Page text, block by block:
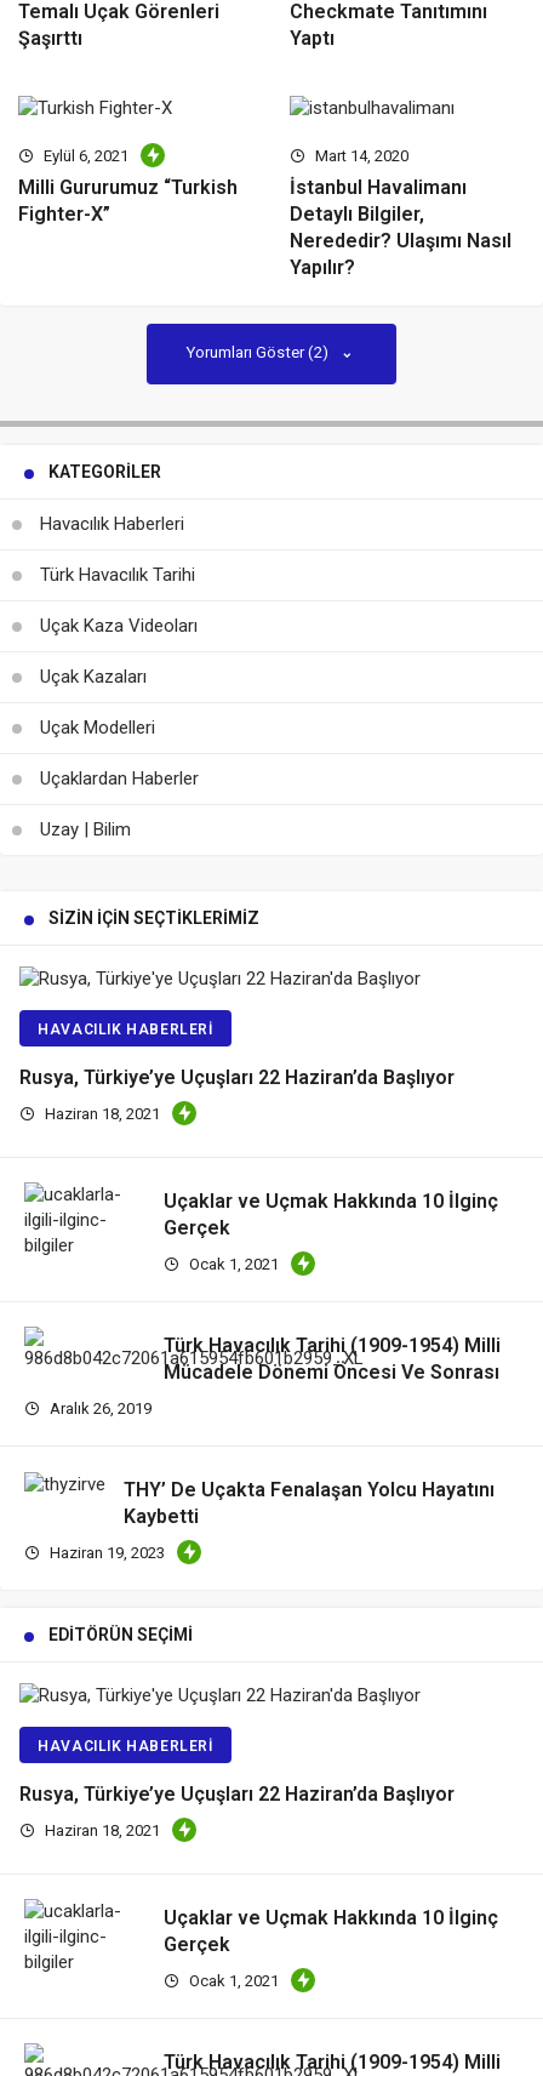
Temalı Uçak Görenleri
Şaşırttı
Checkmate Tanıtımını
Yaptı
Eylül 6, 2021
Milli Gururumuz “Turkish
Fighter-X”
Mart 14, 2020
İstanbul Havalimanı
Detaylı Bilgiler,
Nerededir? Ulaşımı Nasıl
Yapılır?
Yorumları Göster (2)
KATEGORILER
Havacılık Haberleri
Türk Havacılık Tarihi
Uçak Kaza Videoları
Uçak Kazaları
Uçak Modelleri
Uçaklardan Haberler
Uzay | Bilim
SIZIN İÇIN SEÇTIKLERIMIZ
HAVACILIK HABERLERI
Rusya, Türkiye’ye Uçuşları 22 Haziran’da Başlıyor
Haziran 18, 2021
Uçaklar ve Uçmak Hakkında 10 İlginç
Gerçek
Ocak 1, 2021
Türk Havacılık Tarihi (1909-1954) Milli
Mücadele Dönemi Öncesi Ve Sonrası
Aralık 26, 2019
THY’ De Uçakta Fenalaşan Yolcu Hayatını
Kaybetti
Haziran 19, 2023
EDITÖRÜN SEÇIMI
HAVACILIK HABERLERI
Rusya, Türkiye’ye Uçuşları 22 Haziran’da Başlıyor
Haziran 18, 2021
Uçaklar ve Uçmak Hakkında 10 İlginç
Gerçek
Ocak 1, 2021
Türk Havacılık Tarihi (1909-1954) Milli